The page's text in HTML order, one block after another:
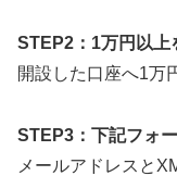
STEP2：1万円以上
開設した口座へ1万
STEP3：下記フォ
メールアドレスと